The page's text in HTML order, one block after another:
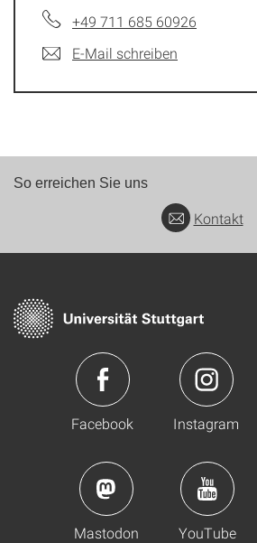
+49 711 685 60926
E-Mail schreiben
So erreichen Sie uns
Kontakt
Facebook Instagram
Mastodon YouTube